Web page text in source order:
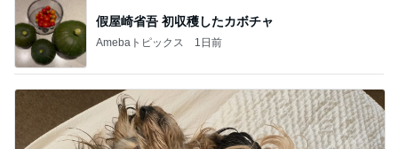
假屋崎省吾 初収穫したカボチャ
Amebaトピックス 1日前